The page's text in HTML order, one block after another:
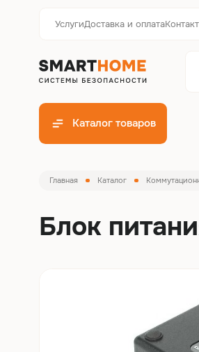
УслугиДоставка и оплата
Каталог товаров
Главная Каталог
Блок